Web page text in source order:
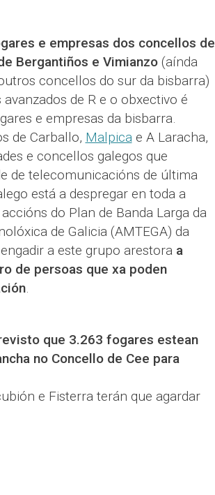
e empresas dos concellos de
Bergantiños e Vimianzo(aínda
concellos do sur da bisbarra)
de R e o obxectivo é
e empresas da bisbarra.
de Carballo, Malpica e A Laracha,
e concellos galegos que
de telecomunicacións de última
está a despregar en toda a
do Plan de Banda Larga da
de Galicia (AMTEGA) da
a este grupo arestora a
de persoas que xa poden
.
que 3.263 fogares estean
no Concello de Cee para
e Fisterra terán que agardar